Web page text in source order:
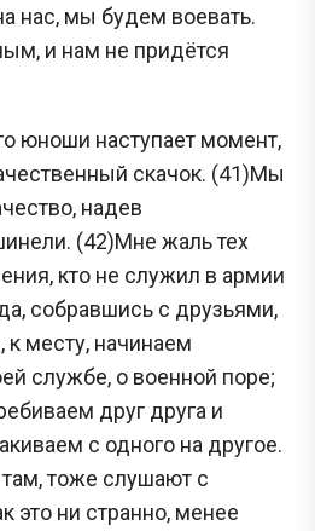
нас, мы будем воевать.
и нам не придётся
юноши наступает момент,
скачок. (41)Мы
надев
(42)Мне жаль тех
кто не служил в армии
собравшись с друзьями,
месту, начинаем
службе, о военной поре;
друг друга и
с одного на другое.
тоже слушают с
это ни странно, менее